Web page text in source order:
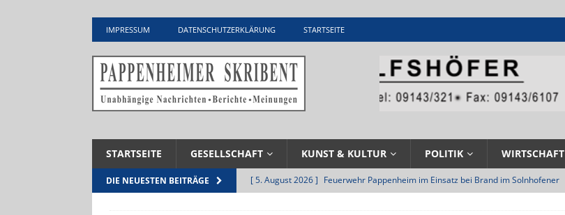
IMPRESSUM DATENSCHUTZERKLÄRUNG STARTSEITE
STARTSEITE GESELLSCHAFT KUNST & KULTUR POLITIK WIRTSCHAFT
DIE NEUESTEN BEITRÄGE [ 5. August 2026 ] Feuerwehr Pappenheim im Einsatz bei Brand im Solnhofener